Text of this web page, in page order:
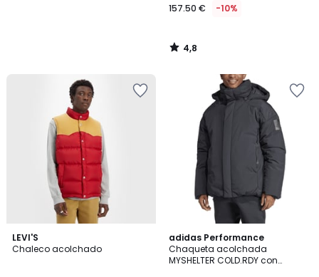
157.50 € -10%
4,8
/
LEVI'S
Chaleco acolchado
5
/
adidas Performance
Chaqueta acolchada
MYSHELTER COLD.RDY con
4,7
/ 5